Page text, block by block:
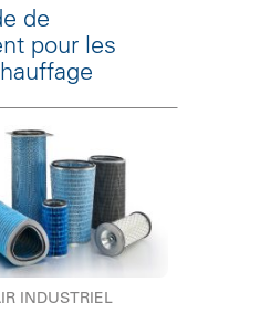
de
pour les
INDUSTRIEL